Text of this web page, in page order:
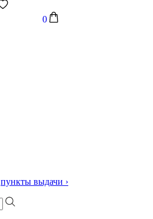
0
пункты выдачи ›